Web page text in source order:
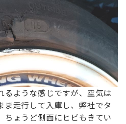
るような感じですが、空気は
ま走行して入庫し、弊社でタ
ちょうど側面にヒビもきてい